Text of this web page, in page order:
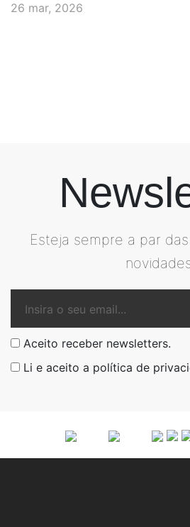
26 mar, 2026
Esteja sempre a par
Aceito receber newsletters.
Li e aceito a política de